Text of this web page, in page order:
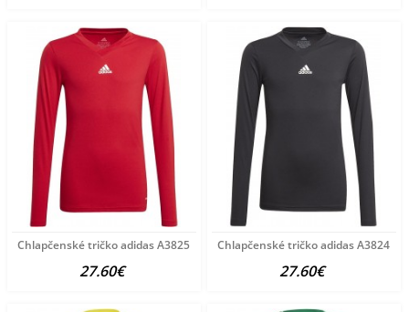
Chlapčenské tričko adidas A3825
27.60€
Chlapčenské tričko adidas A3824
27.60€